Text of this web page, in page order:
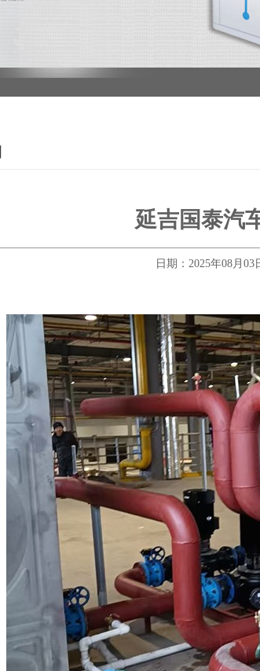
延吉国泰汽
日期：2025年08